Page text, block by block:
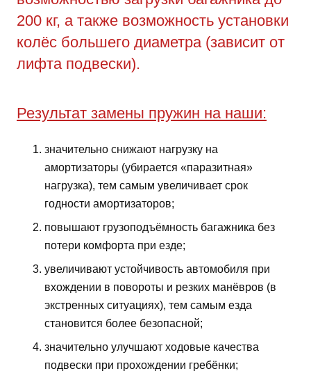
200 кг, а также возможность установки
колёс большего диаметра (зависит от
лифта подвески).
Результат замены пружин на наши:
значительно снижают нагрузку на
амортизаторы (убирается «паразитная»
нагрузка), тем самым увеличивает срок
годности амортизаторов;
повышают грузоподъёмность багажника без
потери комфорта при езде;
увеличивают устойчивость автомобиля при
вхождении в повороты и резких манёвров (в
экстренных ситуациях), тем самым езда
становится более безопасной;
значительно улучшают ходовые качества
подвески при прохождении гребёнки;